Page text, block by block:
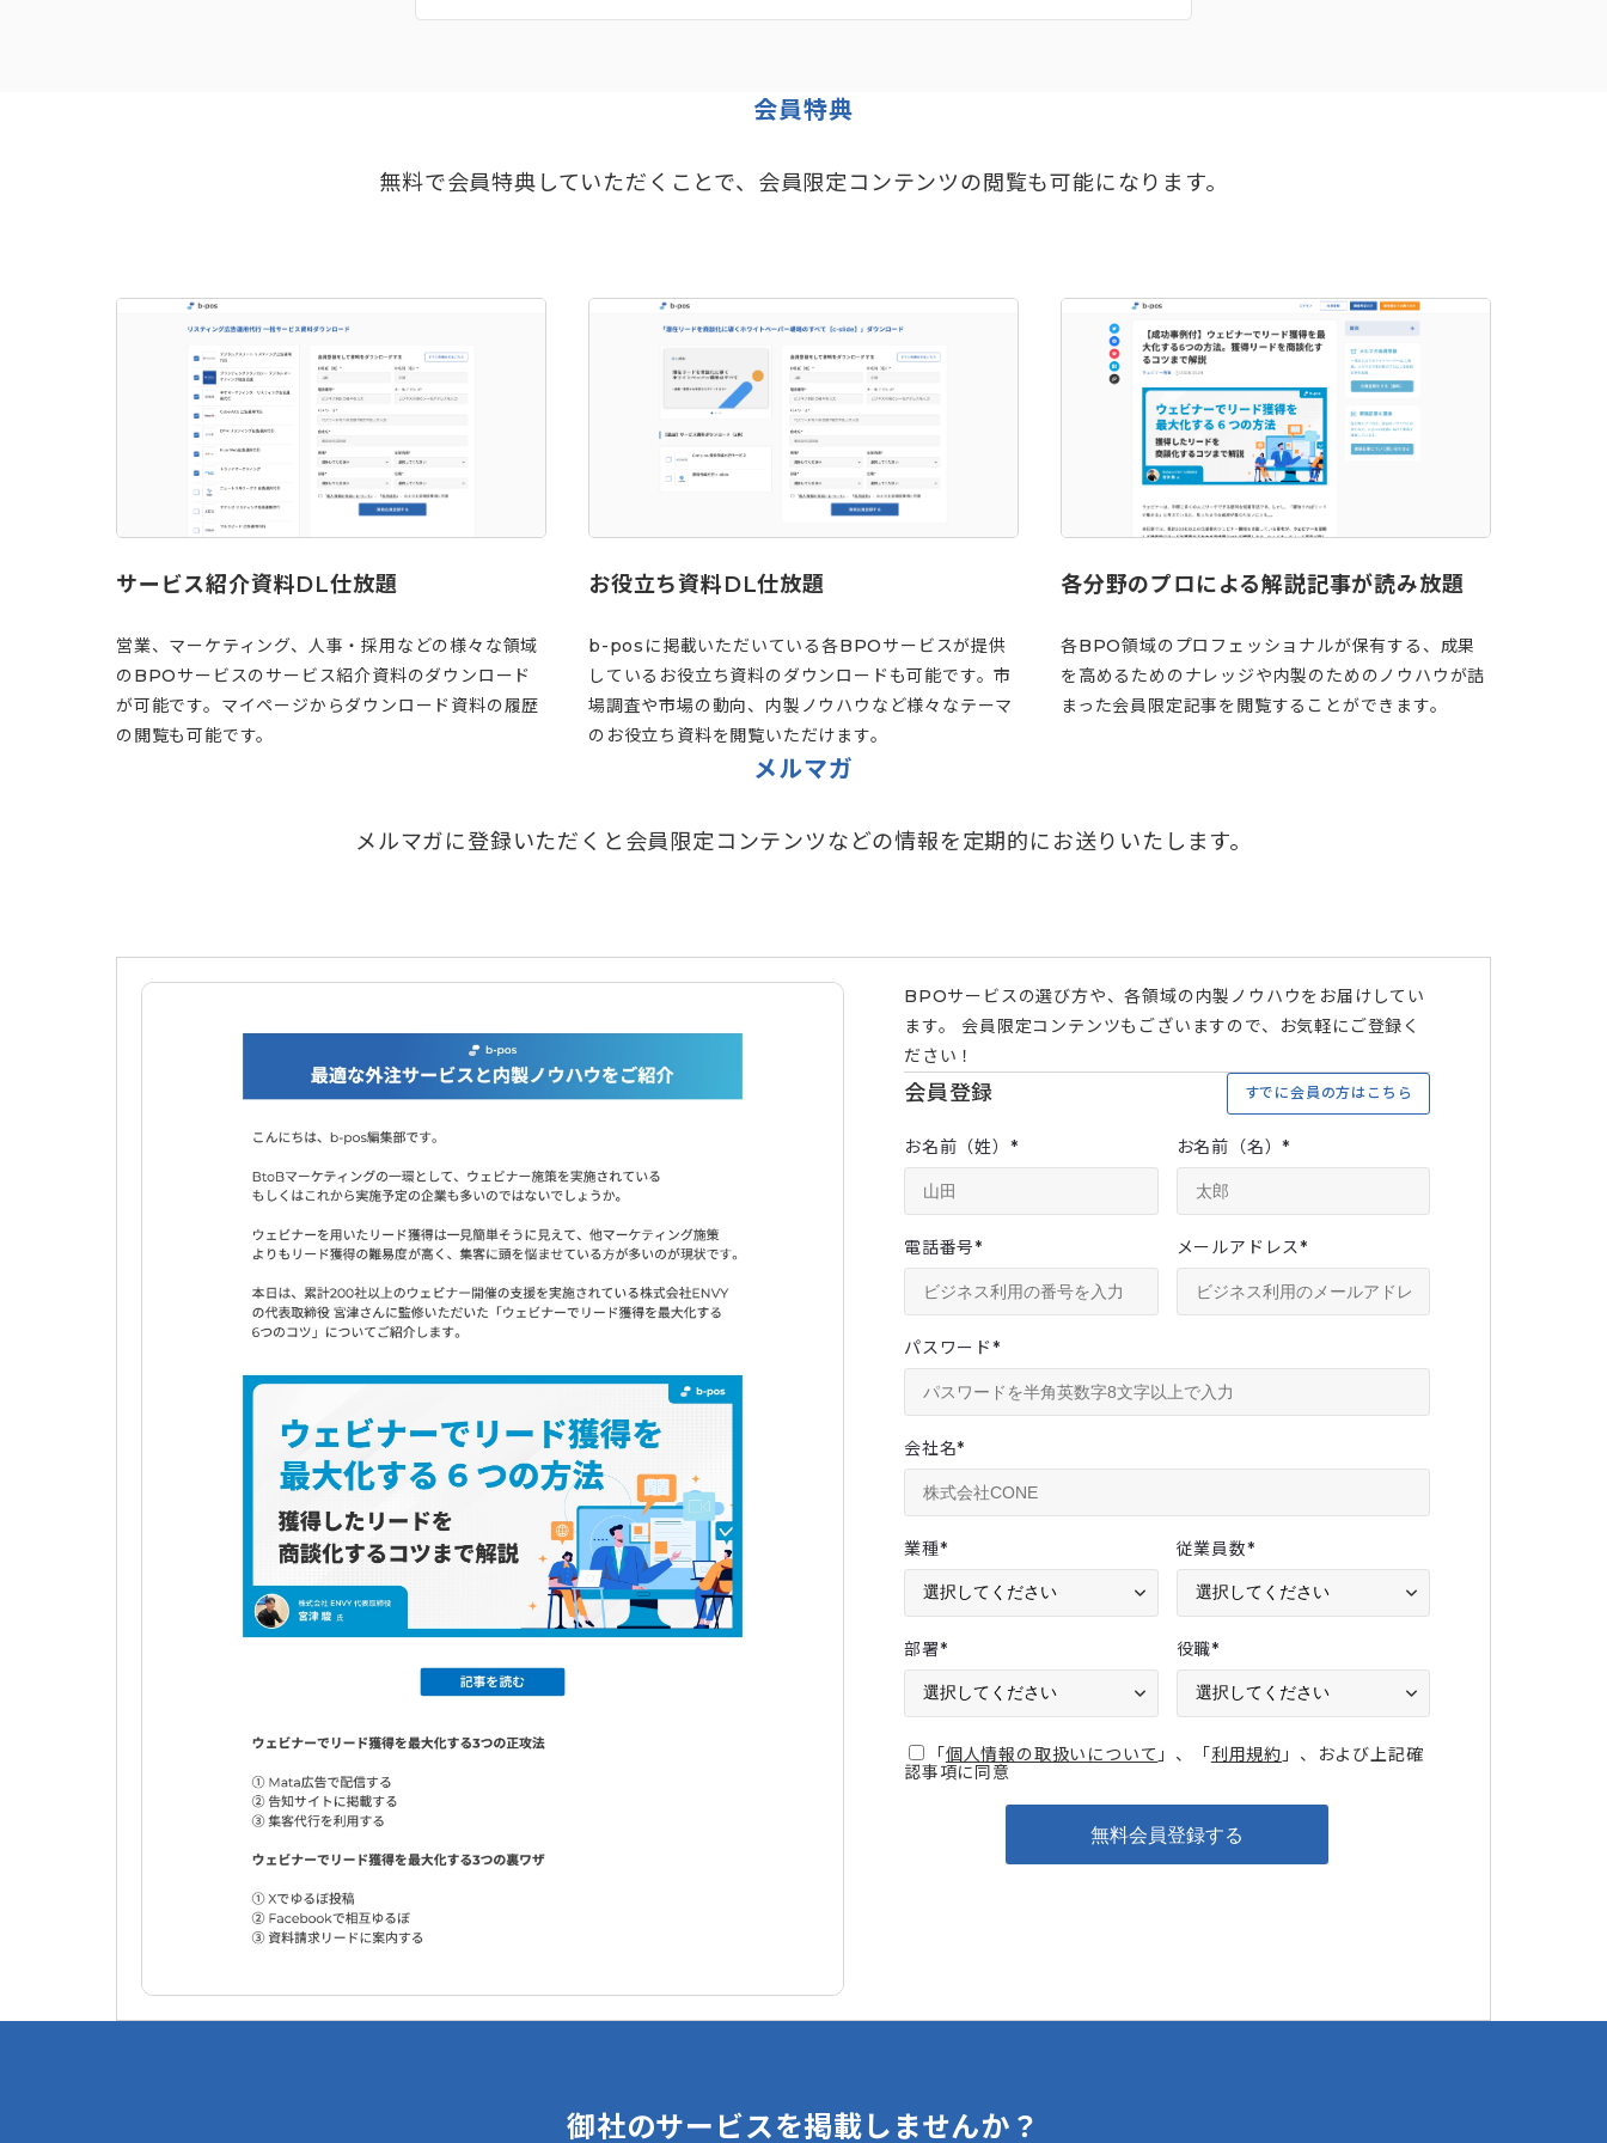
会員特典
無料で会員特典していただくことで、会員限定コンテンツの閲覧も可能になります。
サービス紹介資料DL仕放題
営業、マーケティング、人事・採用などの様々な領域
のBPOサービスのサービス紹介資料のダウンロード
が可能です。マイページからダウンロード資料の履歴
の閲覧も可能です。
お役立ち資料DL仕放題
b-posに掲載いただいている各BPOサービスが提供
しているお役立ち資料のダウンロードも可能です。市
場調査や市場の動向、内製ノウハウなど様々なテーマ
のお役立ち資料を閲覧いただけます。
各分野のプロによる解説記事が読み放題
各BPO領域のプロフェッショナルが保有する、成果
を高めるためのナレッジや内製のためのノウハウが詰
まった会員限定記事を閲覧することができます。
メルマガ
メルマガに登録いただくと会員限定コンテンツなどの情報を定期的にお送りいたします。
BPOサービスの選び方や、各領域の内製ノウハウをお届けしてい
ます。 会員限定コンテンツもございますので、お気軽にご登録く
ださい！
会員登録 すでに会員の方はこちら
お名前（姓） * お名前（名）*
電話番号* メールアドレス*
パスワード*
会社名*
業種* 従業員数*
部署* 役職*
「個人情報の取扱いについて 」、「利用規約 」、および上記確
認事項に同意
御社のサービスを掲載しませんか？